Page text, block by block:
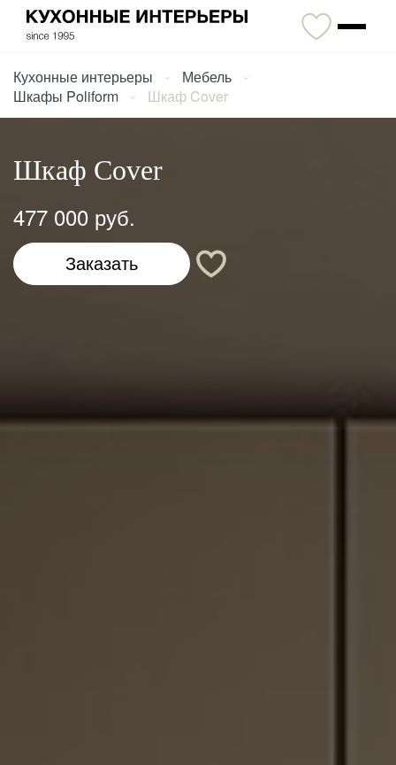
Кухонные интерьеры
Мебель
Шкафы Poliform
Шкаф Cover
Шкаф Cover
477 000 руб.
Заказать